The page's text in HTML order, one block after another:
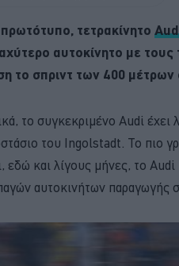
τετρακίνητο
αυτοκίνητο με
το σπριντ των 400 μέτρων
το συγκεκριμένο Audi έχει
του Ingolstadt. Το πιο
εδώ και λίγους μήνες, το
αυτοκινήτων παραγωγής